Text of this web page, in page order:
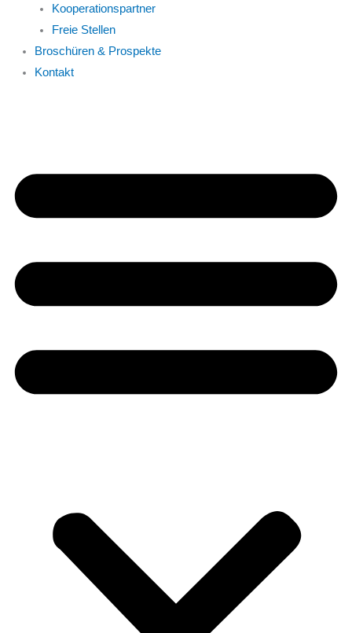
Kooperationspartner
Freie Stellen
Broschüren & Prospekte
Kontakt